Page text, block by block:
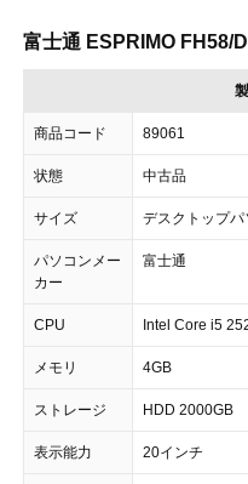
富士通 ESPRIMO FH58/
商品コード 89061
状態 中古品
サイズ デスクトップ
パソコンメー
カー
富士通
CPU Intel Core i5
メモリ 4GB
ストレージ HDD 2000GB
表示能力 20インチ